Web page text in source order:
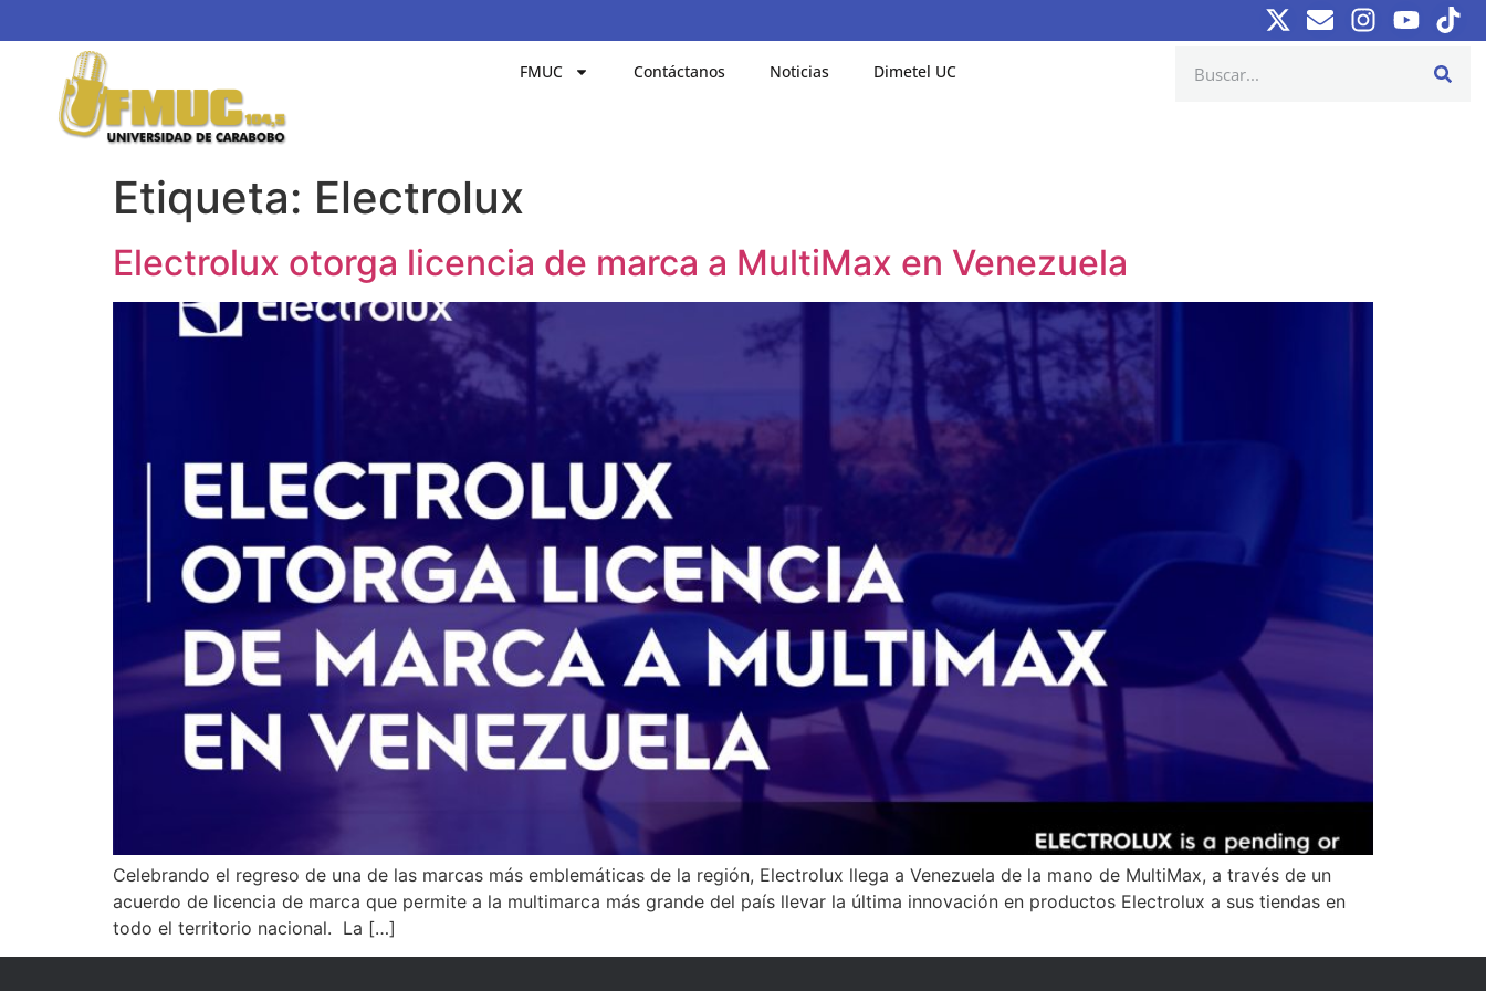
FMUC Contáctanos Noticias Dimetel UC
Etiqueta: Electrolux
Electrolux otorga licencia de marca a MultiMax en Venezuela
Celebrando el regreso de una de las marcas más emblemáticas de la región, Electrolux llega a Venezuela de la mano de MultiMax, a través de un
acuerdo de licencia de marca que permite a la multimarca más grande del país llevar la última innovación en productos Electrolux a sus tiendas en
todo el territorio nacional. La […]